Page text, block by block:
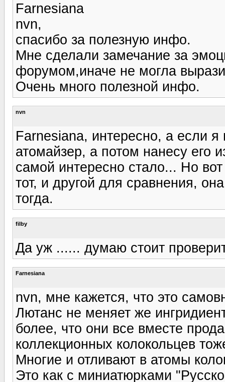
Farnesiana
nvn,
спасибо за полезную инфо.
Мне сделали замечание за
форумом,иначе не могла
Очень много полезной инфо.
nvn
Farnesiana, интересно, а если
атомайзер, а потом нанесу его
самой интересно стало... Но
тот, и другой для сравнения,
тогда.
filby
Да уж ...... думаю стоит
Farnesiana
nvn, мне кажется, что это
Лютанс не меняет же
более, что они все вместе
коллекционных колокольцев
Многие и отливают в атомы
Это как с миниатюрками